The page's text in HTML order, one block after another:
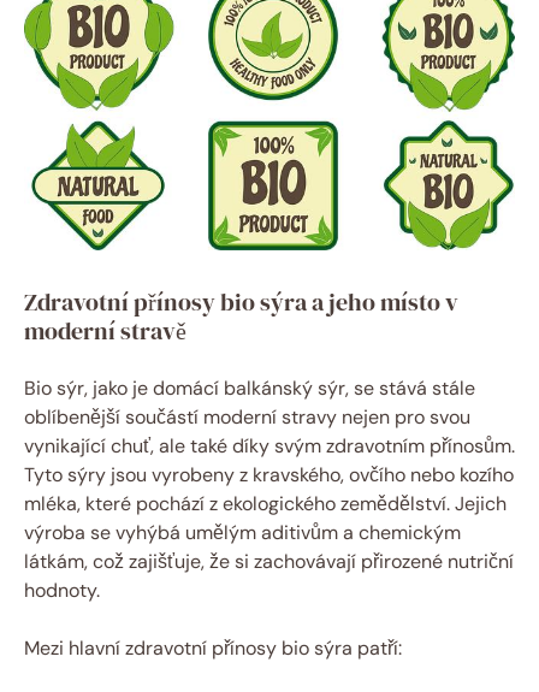
Zdravotní přínosy bio sýra a jeho místo v
moderní stravě
Bio sýr, jako je domácí balkánský sýr, se stává stále
oblíbenější součástí moderní stravy nejen pro svou
vynikající chuť, ale také díky svým zdravotním přínosům.
Tyto sýry jsou vyrobeny z kravského, ovčího nebo kozího
mléka, které pochází z ekologického zemědělství. Jejich
výroba se vyhýbá umělým aditivům a chemickým
látkám, což zajišťuje, že si zachovávají přirozené nutriční
hodnoty.
Mezi hlavní zdravotní přínosy bio sýra patří: